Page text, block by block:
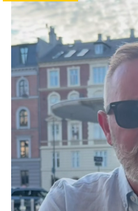
INNLENT